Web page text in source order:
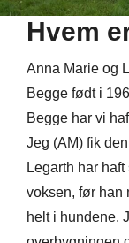
Hvem
​Anna Marie og
Begge født i
Begge har vi
Jeg (AM) fik
Legarth har
voksen, før han
helt i hundene.